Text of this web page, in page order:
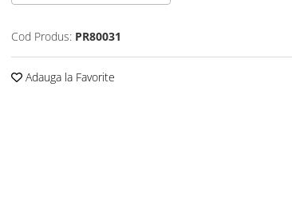
Cod Produs: PR80031
Adauga la Favorite